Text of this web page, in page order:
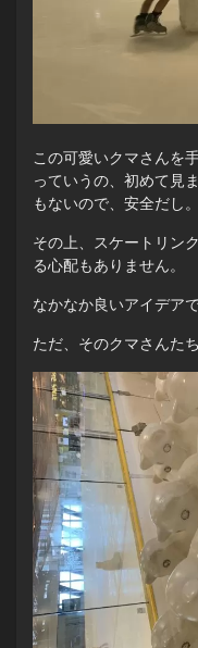
この可愛いクマさんを
っていうの、初めて見
もないので、安全だし。
その上、スケートリン
る心配もありません。
なかなか良いアイデアで
ただ、そのクマさんた